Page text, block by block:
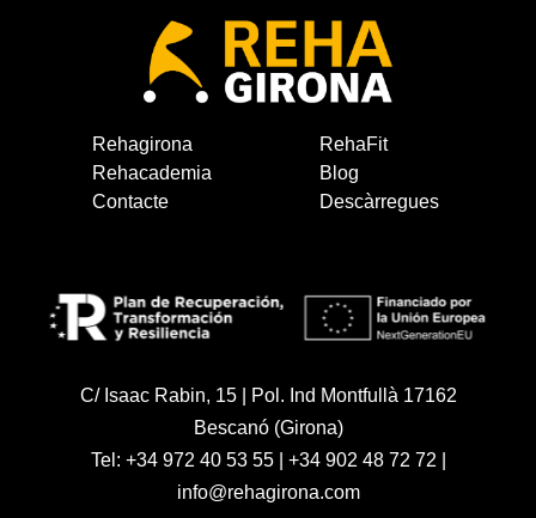
Rehagirona
RehaFit
Rehacademia
Blog
Contacte
Descàrregues
C/ Isaac Rabin, 15 | Pol. Ind Montfullà 17162
Bescanó (Girona)
Tel: +34 972 40 53 55| +34 902 48 72 72
info@rehagirona.com